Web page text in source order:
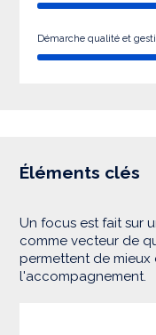
Démarche qualité et
Éléments clés
Un focus est fait sur
comme vecteur de
permettent de
l'accompagnement.